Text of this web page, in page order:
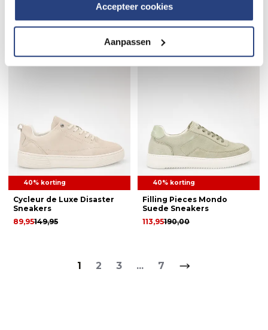
Accepteer cookies
Aanpassen
Sneakers
40% korting
Cycleur de Luxe Disaster
Sneakers
149,95
89,95
40% korting
Filling Pieces Mondo
Suede Sneakers
190,00
113,95
1 2 3 ... 7